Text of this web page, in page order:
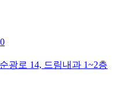
광로 14, 드림내과 1~2층